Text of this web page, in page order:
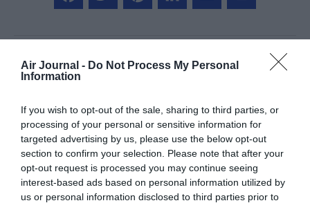
Air Journal - Do Not Process My Personal
Information
If you wish to opt-out of the sale, sharing to third parties, or
processing of your personal or sensitive information for
targeted advertising by us, please use the below opt-out
section to confirm your selection. Please note that after your
opt-out request is processed you may continue seeing
interest-based ads based on personal information utilized by
us or personal information disclosed to third parties prior to
COMMENTAIRE(S)
Jean Pierrea commenté :
8 mai 2021 - 18 h 43 min
Mis à part pour l’aéroport de Madrid, je ne savais pas que les
frais d’utilisation des aéroports espagnols étaient élevés.
C’est bien de parler en % mais en valeur absolue c’est mieux.
RÉPONDRE